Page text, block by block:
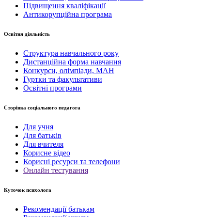
Підвищення кваліфікації
Антикорупційна програма
Освітня діяльність
Структура навчального року
Дистанційна форма навчання
Конкурси, олімпіади, МАН
Гуртки та факультативи
Освітні програми
Сторінка соціального педагога
Для учня
Для батьків
Для вчителя
Корисне відео
Корисні ресурси та телефони
Онлайн тестування
Куточок психолога
Рекомендації батькам